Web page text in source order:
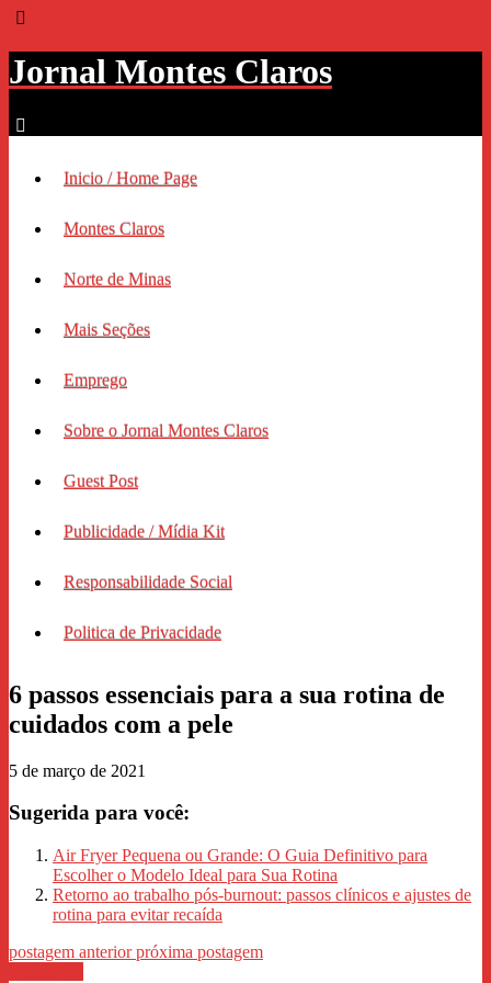
Jornal Montes Claros
Inicio / Home Page
Montes Claros
Norte de Minas
Mais Seções
Emprego
Sobre o Jornal Montes Claros
Guest Post
Publicidade / Mídia Kit
Responsabilidade Social
Politica de Privacidade
6 passos essenciais para a sua rotina de
cuidados com a pele
5 de março de 2021
Sugerida para você:
Air Fryer Pequena ou Grande: O Guia Definitivo para
Escolher o Modelo Ideal para Sua Rotina
Retorno ao trabalho pós-burnout: passos clínicos e ajustes de
rotina para evitar recaída
postagem anteriorpróxima postagem